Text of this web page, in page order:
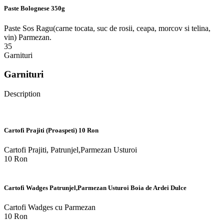
Paste Bolognese 350g
Paste Sos Ragu(carne tocata, suc de rosii, ceapa, morcov si telina,
vin) Parmezan.
35
Garnituri
Garnituri
Description
Cartofi Prajiti (Proaspeti) 10 Ron
Cartofi Prajiti, Patrunjel,Parmezan Usturoi
10 Ron
Cartofi Wadges Patrunjel,Parmezan Usturoi Boia de Ardei Dulce
Cartofi Wadges cu Parmezan
10 Ron